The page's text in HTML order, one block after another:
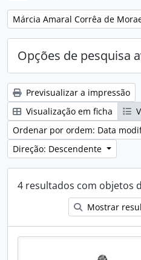
Remover filtro:
Márcia Amaral Corrêa de
Opções de pesquisa
Previsualizar a impressão
Visualização em ficha
Ordenar por ordem: Data
Direção: Descendente
4 resultados com objetos
Mostrar